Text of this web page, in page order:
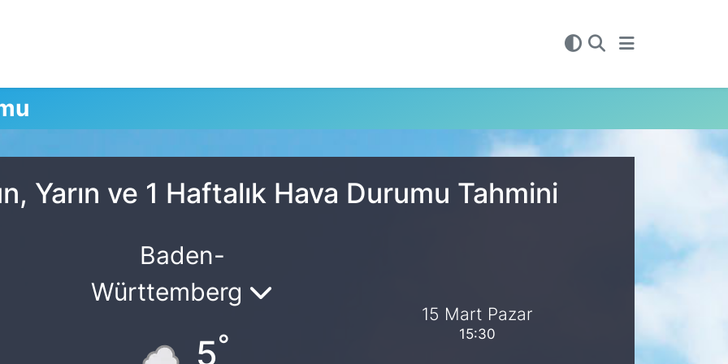
Yarın ve 1 Haftalık Hava Durumu Tahmini
Baden-
Württemberg
5°
15 Mart Pazar
15:30